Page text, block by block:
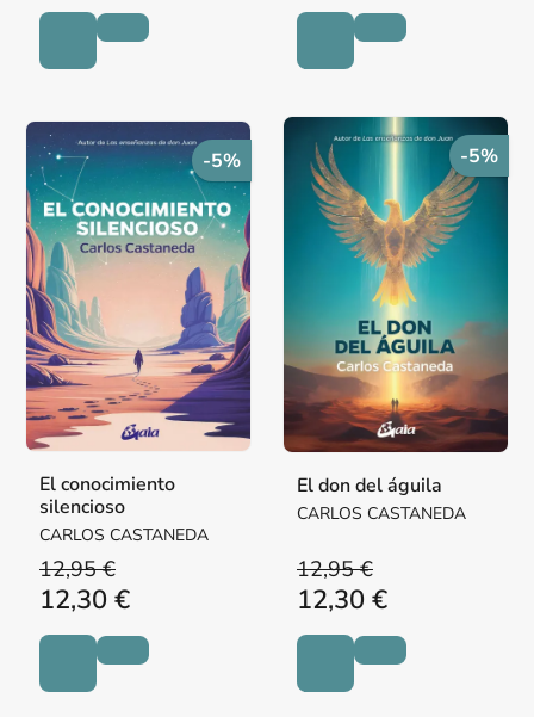
-5%
El conocimiento
silencioso
CARLOS CASTANEDA
12,95 €
12,30 €
-5%
El don del águila
CARLOS CASTANEDA
12,95 €
12,30 €